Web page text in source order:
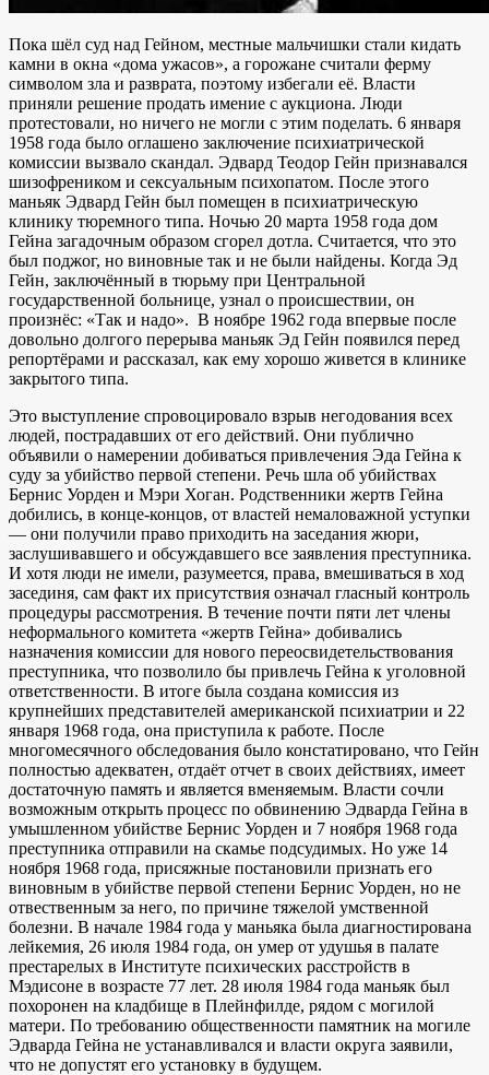
Пока шёл суд над Гейном, местные мальчишки стали кидать
камни в окна «дома ужасов», а горожане считали ферму
символом зла и разврата, поэтому избегали её. Власти
приняли решение продать имение с аукциона. Люди
протестовали, но ничего не могли с этим поделать. 6 января
1958 года было оглашено заключение психиатрической
комиссии вызвало скандал. Эдвард Теодор Гейн признавался
шизофреником и сексуальным психопатом. После этого
маньяк Эдвард Гейн был помещен в психиатрическую
клинику тюремного типа. Ночью 20 марта 1958 года дом
Гейна загадочным образом сгорел дотла. Считается, что это
был поджог, но виновные так и не были найдены. Когда Эд
Гейн, заключённый в тюрьму при Центральной
государственной больнице, узнал о происшествии, он
произнёс: «Так и надо». В ноябре 1962 года впервые после
довольно долгого перерыва маньяк Эд Гейн появился перед
репортёрами и рассказал, как ему хорошо живется в клинике
закрытого типа.
Это выступление спровоцировало взрыв негодования всех
людей, пострадавших от его действий. Они публично
объявили о намерении добиваться привлечения Эда Гейна к
суду за убийство первой степени. Речь шла об убийствах
Бернис Уорден и Мэри Хоган. Родственники жертв Гейна
добились, в конце-концов, от властей немаловажной уступки
— они получили право приходить на заседания жюри,
заслушивавшего и обсуждавшего все заявления преступника.
И хотя люди не имели, разумеется, права, вмешиваться в ход
засединя, сам факт их присутствия означал гласный контроль
процедуры рассмотрения. В течение почти пяти лет члены
неформального комитета «жертв Гейна» добивались
назначения комиссии для нового переосвидетельствования
преступника, что позволило бы привлечь Гейна к уголовной
ответственности. В итоге была создана комиссия из
крупнейших представителей американской психиатрии и 22
января 1968 года, она приступила к работе. После
многомесячного обследования было констатировано, что Гейн
полностью адекватен, отдаёт отчет в своих действиях, имеет
достаточную память и является вменяемым. Власти сочли
возможным открыть процесс по обвинению Эдварда Гейна в
умышленном убийстве Бернис Уорден и 7 ноября 1968 года
преступника отправили на скамье подсудимых. Но уже 14
ноября 1968 года, присяжные постановили признать его
виновным в убийстве первой степени Бернис Уорден, но не
отвественным за него, по причине тяжелой умственной
болезни. В начале 1984 года у маньяка была диагностирована
лейкемия, 26 июля 1984 года, он умер от удушья в палате
престарелых в Институте психических расстройств в
Мэдисоне в возрасте 77 лет. 28 июля 1984 года маньяк был
похоронен на кладбище в Плейнфилде, рядом с могилой
матери. По требованию общественности памятник на могиле
Эдварда Гейна не устанавливался и власти округа заявили,
что не допустят его установку в будущем.